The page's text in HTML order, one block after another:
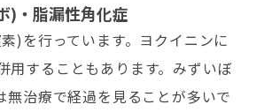
)・脂漏性角化症
)を行っています。ヨクイニンに
用することもあります。みずいぼ
無治療で経過を見ることが多いで